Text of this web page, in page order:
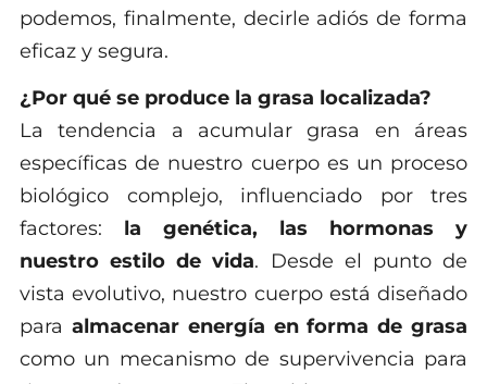
podemos, finalmente, decirle adiós de forma
eficaz y segura.
¿Por qué se produce la grasa localizada?
La tendencia a acumular grasa en áreas
específicas de nuestro cuerpo es un proceso
biológico complejo, influenciado por tres
factores: la genética, las hormonas y
nuestro estilo de vida. Desde el punto de
vista evolutivo, nuestro cuerpo está diseñado
para almacenar energía en forma de grasa
como un mecanismo de supervivencia para